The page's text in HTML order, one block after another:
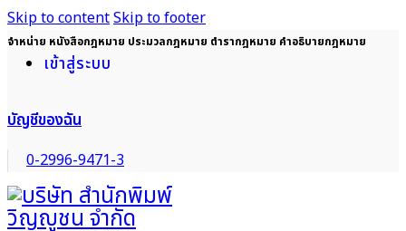
Skip to contentSkip to footer
จำหน่าย หนังสือกฎหมาย ประมวลกฎหมาย ตำรากฎหมาย คำอธิบายกฎหมาย
เข้าสู่ระบบ
บัญชีของฉัน
0-2996-9471-3